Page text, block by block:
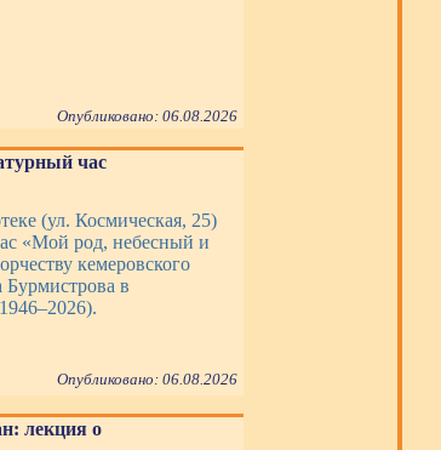
Опубликовано: 06.08.2026
час
(ул. Космическая, 25)
«Мой род, небесный и
кемеровского
Бурмистрова в
Опубликовано: 06.08.2026
лекция о